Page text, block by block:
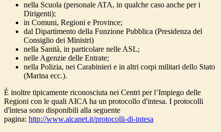
nella Scuola (personale ATA, in qualche caso anche per i
Dirigenti);
in Comuni, Regioni e Province;
dal Dipartimento della Funzione Pubblica (Presidenza del
Consiglio dei Ministri)
nella Sanità, in particolare nelle ASL;
nelle Agenzie delle Entrate;
nella Polizia, nei Carabinieri e in altri corpi militari dello Stato
(Marina ecc.).
È inoltre tipicamente riconosciuta nei Centri per l’Impiego delle
Regioni con le quali AICA ha un protocollo d'intesa. I protocolli
d'ìntesa sono disponibili alla seguente
pagina: http://www.aicanet.it/protocolli-di-intesa